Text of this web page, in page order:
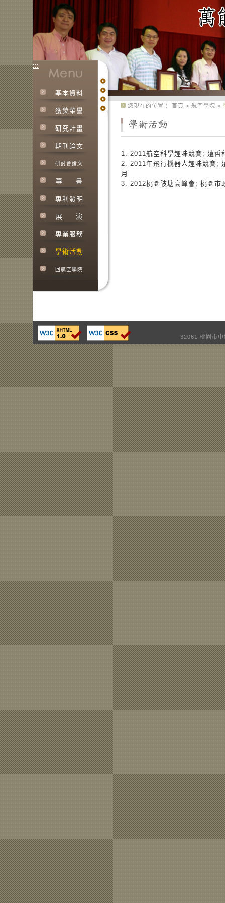
:::
基本資料
獲獎榮譽
研究計畫
期刊論文
研討會論文
專 書
專利發明
展 演
專業服務
學術活動
回航空學院
您現在的位置： 首頁 > 航空學院 >
1. 2011航空科學趣味競賽; 遠哲
2. 2011年飛行機器人趣味競賽;
月
3. 2012桃園陂塘高峰會; 桃園市
32061 桃園市